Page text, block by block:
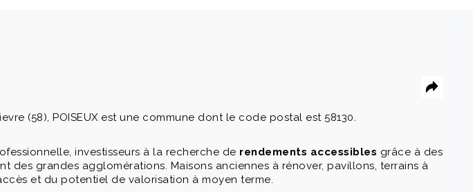
(58), POISEUX est une commune dont le code postal est 58130.
investisseurs à la recherche de rendements accessibles grâce à des
grandes agglomérations. Maisons anciennes à rénover, pavillons, terrains à
et du potentiel de valorisation à moyen terme.